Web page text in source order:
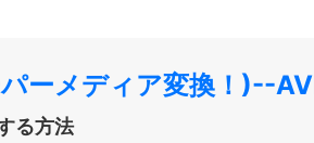
ーメディア変換！)--
る方法